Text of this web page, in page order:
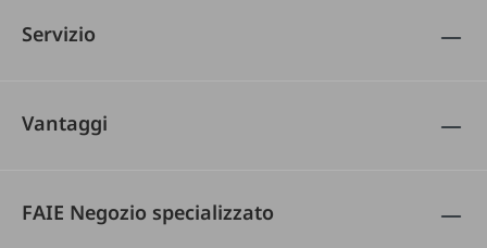
Servizio
Vantaggi
FAIE Negozio specializzato